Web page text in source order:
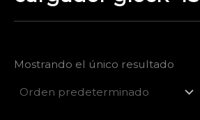
Mostrando el único resultado